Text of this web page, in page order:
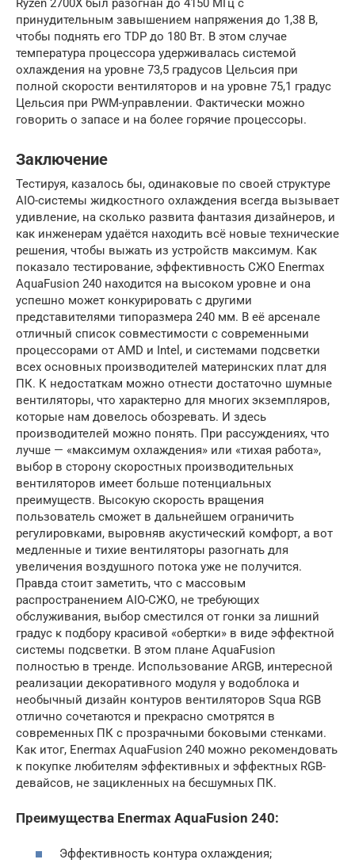
Ryzen 2700X был разогнан до 4150 МГц с
принудительным завышением напряжения до 1,38 В,
чтобы поднять его TDP до 180 Вт. В этом случае
температура процессора удерживалась системой
охлаждения на уровне 73,5 градусов Цельсия при
полной скорости вентиляторов и на уровне 75,1 градус
Цельсия при PWM-управлении. Фактически можно
говорить о запасе и на более горячие процессоры.
Заключение
Тестируя, казалось бы, одинаковые по своей структуре
AIO-системы жидкостного охлаждения всегда вызывает
удивление, на сколько развита фантазия дизайнеров, и
как инженерам удаётся находить всё новые технические
решения, чтобы выжать из устройств максимум. Как
показало тестирование, эффективность СЖО Enermax
AquaFusion 240 находится на высоком уровне и она
успешно может конкурировать с другими
представителями типоразмера 240 мм. В её арсенале
отличный список совместимости с современными
процессорами от AMD и Intel, и системами подсветки
всех основных производителей материнских плат для
ПК. К недостаткам можно отнести достаточно шумные
вентиляторы, что характерно для многих экземпляров,
которые нам довелось обозревать. И здесь
производителей можно понять. При рассуждениях, что
лучше — «максимум охлаждения» или «тихая работа»,
выбор в сторону скоростных производительных
вентиляторов имеет больше потенциальных
преимуществ. Высокую скорость вращения
пользователь сможет в дальнейшем ограничить
регулировками, выровняв акустический комфорт, а вот
медленные и тихие вентиляторы разогнать для
увеличения воздушного потока уже не получится.
Правда стоит заметить, что с массовым
распространением AIO-СЖО, не требующих
обслуживания, выбор сместился от гонки за лишний
градус к подбору красивой «обертки» в виде эффектной
системы подсветки. В этом плане AquaFusion
полностью в тренде. Использование ARGB, интересной
реализации декоративного модуля у водоблока и
необычный дизайн контуров вентиляторов Squa RGB
отлично сочетаются и прекрасно смотрятся в
современных ПК с прозрачными боковыми стенками.
Как итог, Enermax AquaFusion 240 можно рекомендовать
к покупке любителям эффективных и эффектных RGB-
девайсов, не зацикленных на бесшумных ПК.
Преимущества Enermax AquaFusion 240:
Эффективность контура охлаждения;